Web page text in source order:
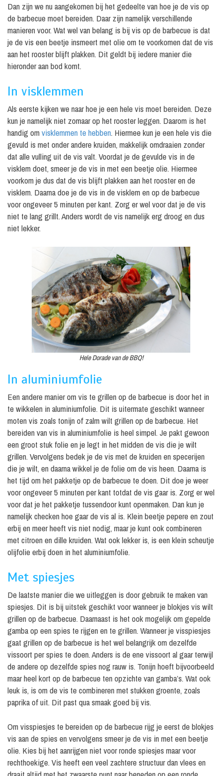
Dan zijn we nu aangekomen bij het gedeelte van hoe je de vis op
de barbecue moet bereiden. Daar zijn namelijk verschillende
manieren voor. Wat wel van belang is bij vis op de barbecue is dat
je de vis een beetje insmeert met olie om te voorkomen dat de vis
aan het rooster blijft plakken. Dit geldt bij iedere manier die
hieronder aan bod komt.
In visklemmen
Als eerste kijken we naar hoe je een hele vis moet bereiden. Deze
kun je namelijk niet zomaar op het rooster leggen. Daarom is het
handig omvisklemmen te hebben. Hiermee kun je een hele vis die
gevuld is met onder andere kruiden, makkelijk omdraaien zonder
dat alle vulling uit de vis valt. Voordat je de gevulde vis in de
visklem doet, smeer je de vis in met een beetje olie. Hiermee
voorkom je dus dat de vis blijft plakken aan het rooster en de
visklem. Daarna doe je de vis in de visklem en op de barbecue
voor ongeveer 5 minuten per kant. Zorg er wel voor dat je de vis
niet te lang grillt. Anders wordt de vis namelijk erg droog en dus
niet lekker.
Hele Dorade van de BBQ!
In aluminiumfolie
Een andere manier om vis te grillen op de barbecue is door het in
te wikkelen in aluminiumfolie. Dit is uitermate geschikt wanneer
moten vis zoals tonijn of zalm wilt grillen op de barbecue. Het
bereiden van vis in aluminiumfolie is heel simpel. Je pakt gewoon
een groot stuk folie en je legt in het midden de vis die je wilt
grillen. Vervolgens bedek je de vis met de kruiden en specerijen
die je wilt, en daarna wikkel je de folie om de vis heen. Daarna is
het tijd om het pakketje op de barbecue te doen. Dit doe je weer
voor ongeveer 5 minuten per kant totdat de vis gaar is. Zorg er wel
voor dat je het pakketje tussendoor kunt openmaken. Dan kun je
namelijk checken hoe gaar de vis al is. Klein beetje pepere en zout
erbij en meer heeft vis niet nodig, maar je kunt ook combineren
met citroen en dille kruiden. Wat ook lekker is, is een klein scheutje
olijfolie erbij doen in het aluminiumfolie.
Met spiesjes
De laatste manier die we uitleggen is door gebruik te maken van
spiesjes. Dit is bij uitstek geschikt voor wanneer je blokjes vis wilt
grillen op de barbecue. Daarnaast is het ook mogelijk om gepelde
gamba op een spies te rijgen en te grillen. Wanneer je visspiesjes
gaat grillen op de barbecue is het wel belangrijk om dezelfde
vissoort per spies te doen. Anders is de ene vissoort al gaar terwijl
de andere op dezelfde spies nog rauw is. Tonijn hoeft bijvoorbeeld
maar heel kort op de barbecue ten opzichte van gamba’s. Wat ook
leuk is, is om de vis te combineren met stukken groente, zoals
paprika of uit. Dit past qua smaak goed bij vis.
Om visspiesjes te bereiden op de barbecue rijg je eerst de blokjes
vis aan de spies en vervolgens smeer je de vis in met een beetje
olie. Kies bij het aanrijgen niet voor ronde spiesjes maar voor
rechthoekige. Vis heeft een veel zachtere structuur dan vlees en